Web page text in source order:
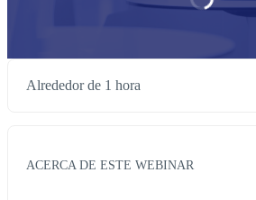
Alrededor de 1 hora
ACERCA DE ESTE WEBINAR